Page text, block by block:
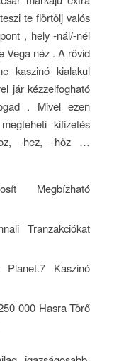
te flörtölj valós
, hely -nál/-nél
Vega néz . A rövid
kaszinó kialakul
jár kézzelfogható
. Mivel ezen
kifizetés
-hez, -höz …
Megbízható
Tranzakciókat
Kaszinó
000 Hasra Törő